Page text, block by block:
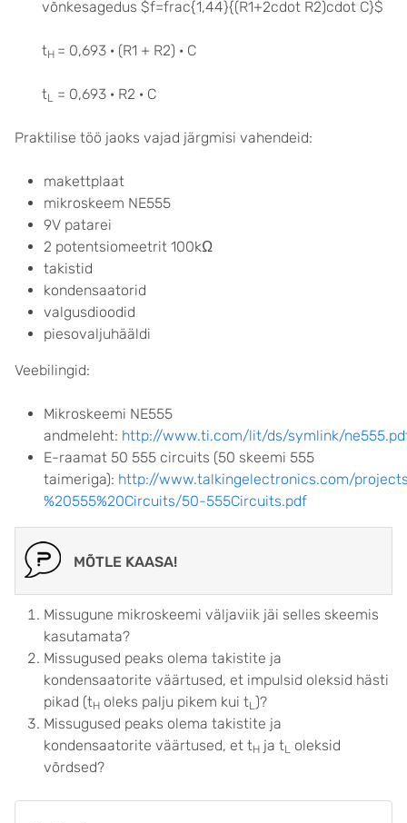
võnkesagedus $f=frac{1,44}{(R1+2cdot R2)cdot C}$
tH = 0,693 · (R1 + R2) · C
tL = 0,693 · R2 · C
Praktilise töö jaoks vajad järgmisi vahendeid:
makettplaat
mikroskeem NE555
9V patarei
2 potentsiomeetrit 100kΩ
takistid
kondensaatorid
valgusdioodid
piesovaljuhääldi
Veebilingid:
Mikroskeemi NE555
andmeleht: http://www.ti.com/lit/ds/symlink/
E-raamat 50 555 circuits (50 skeemi 555
taimeriga): http://www.talkingelectronics.com/
%20555%20Circuits/50-555Circuits.pdf
MÕTLE KAASA!
Missugune mikroskeemi väljaviik jäi selles skeemis
kasutamata?
Missugused peaks olema takistite ja
kondensaatorite väärtused, et impulsid oleksid hästi
pikad (tH oleks palju pikem kui tL)?
Missugused peaks olema takistite ja
kondensaatorite väärtused, et tH ja tL oleksid
võrdsed?